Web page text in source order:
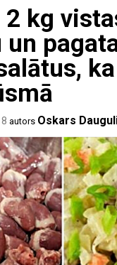
kg
un
autors Oskars